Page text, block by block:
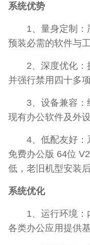
系统优势
1、量身定制：
预装必需的软件与
2、深度优化：执
并强行禁用四十多
3、设备兼容：
现有办公软件及外
4、低配友好：
免费办公版 64位
低，老旧机型安装
系统优化
1、运行环境：
各类办公应用提供